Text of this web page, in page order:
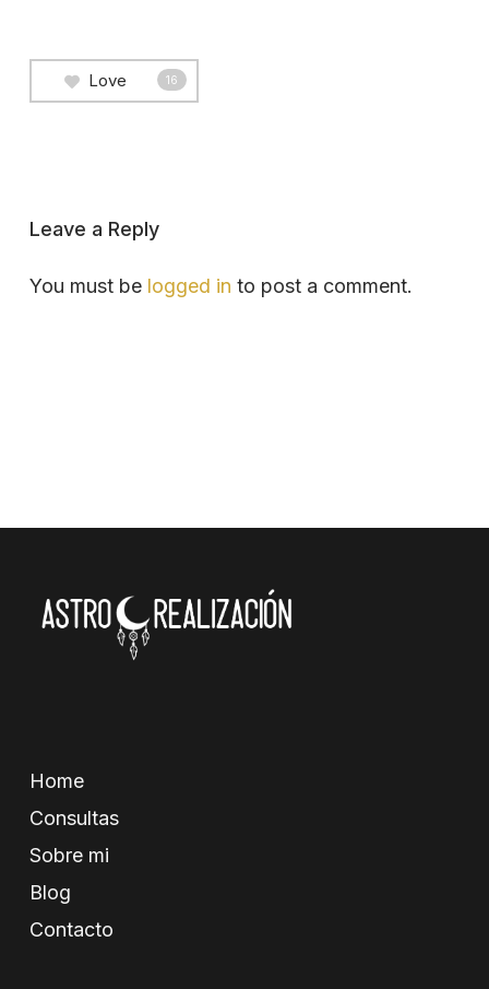
Love 16
Leave a Reply
You must be logged in to post a comment.
Home
Consultas
Sobre mi
Blog
Contacto